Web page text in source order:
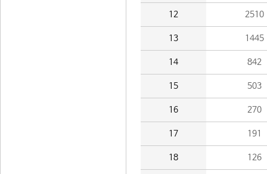
12 2510
13 1445
14 842
15 503
16 270
17 191
18 126